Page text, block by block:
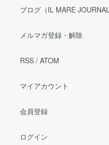
ブログ（IL MARE JOURNAL
メルマガ登録・解除
RSS / ATOM
マイアカウント
会員登録
ログイン